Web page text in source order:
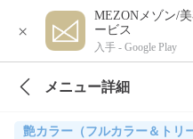
×
MEZONメゾン/
ービス
入手 - Google Play
メニュー詳細
艶カラー（フルカラー＆トリ